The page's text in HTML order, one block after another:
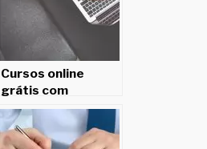
Cursos online
grátis com
certificado: 6 dicas
para concorrer a
uma oportunidade